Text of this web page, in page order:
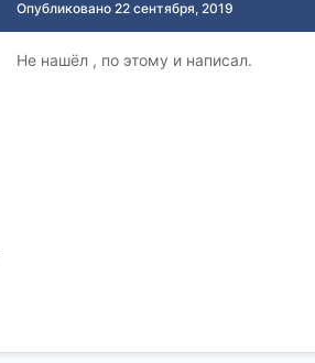
Опубликовано 22 сентября, 2019
Не нашёл , по этому и написал.